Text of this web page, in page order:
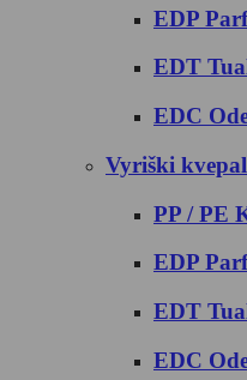
EDP
EDT
EDC
Vyriški
PP / PE
EDP
EDT
EDC